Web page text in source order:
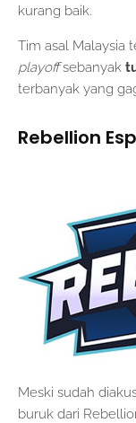
kurang baik.
Tim asal Malaysia
playoffsebanyak
terbanyak yang
Rebellion
Meski sudah
buruk dari